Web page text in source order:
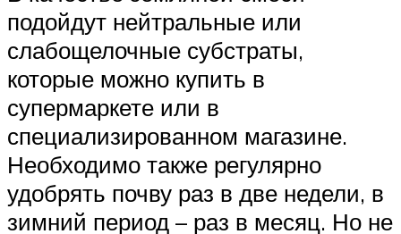
подойдут нейтральные или
слабощелочные субстраты,
которые можно купить в
супермаркете или в
специализированном магазине.
Необходимо также регулярно
удобрять почву раз в две недели, в
зимний период – раз в месяц. Но не